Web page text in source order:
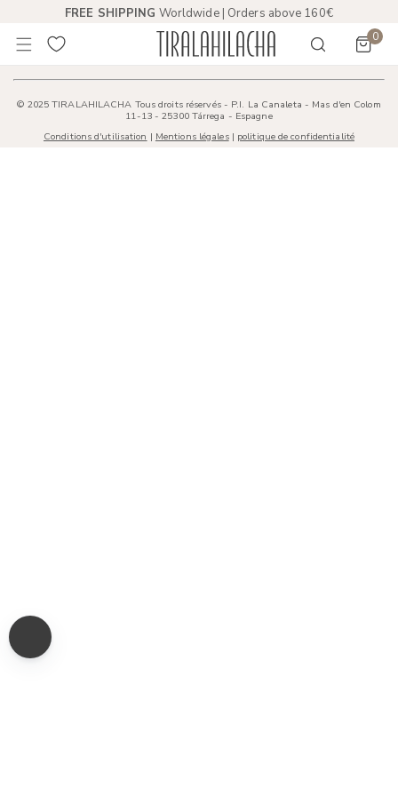
AU CONTENUFREE SHIPPING Worldwide | Orders above 160€
0
© 2025 TIRALAHILACHA Tous droits réservés - P.I. La Canaleta - Mas d'en Colom
11-13 - 25300 Tárrega - Espagne
Conditions d'utilisation | Mentions légales| politique de confidentialité